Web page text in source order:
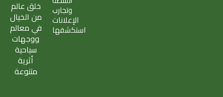
خلق عالم
من الخيال
في معالم
ووجهات
سياحية
أثرية
متنوعة
وتجارب
الإعلانات
استكشفها